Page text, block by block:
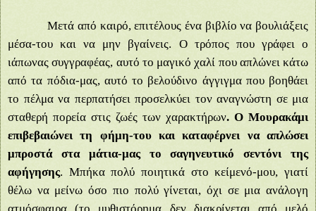
Μετά από καιρό, επιτέλους ένα βιβλίο να βουλιάξεις
μέσα-του και να μην βγαίνεις. Ο τρόπος που γράφει ο
ιάπωνας συγγραφέας, αυτό το μαγικό χαλί που απλώνει κάτω
από τα πόδια-μας, αυτό το βελούδινο άγγιγμα που βοηθάει
το πέλμα να περπατήσει προσελκύει τον αναγνώστη σε μια
σταθερή πορεία στις ζωές των χαρακτήρων. Ο Μουρακάμι
επιβεβαιώνει τη φήμη-του και καταφέρνει να απλώσει
μπροστά στα μάτια-μας το σαγηνευτικό σεντόνι της
αφήγησης. Μπήκα πολύ ποιητικά στο κείμενό-μου, γιατί
θέλω να μείνω όσο πιο πολύ γίνεται, όχι σε μια ανάλογη